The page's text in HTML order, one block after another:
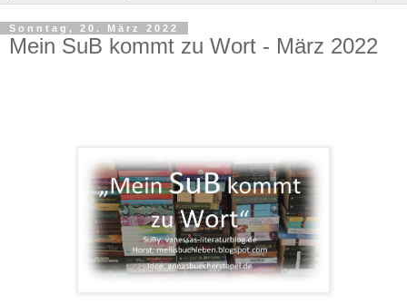
Sonntag, 20. März 2022
Mein SuB kommt zu Wort - März 2022